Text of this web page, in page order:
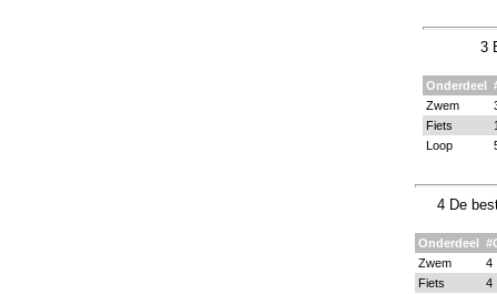
3
Onderdeel
Zwem
Fiets
Loop
4 De
Onderdeel
Zwem
4
Fiets
4